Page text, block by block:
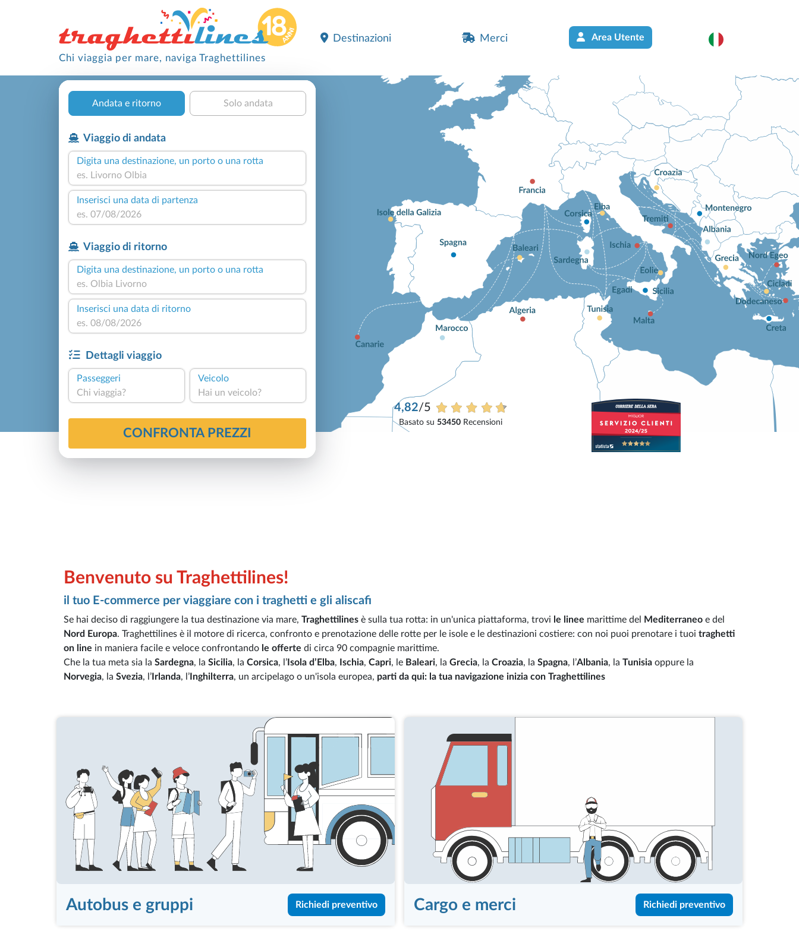
Chi viaggia per mare, naviga Traghettilines
Destinazioni Merci Area Utente
Andata e ritorno Solo andata
Viaggio di andata
Digita una destinazione, un porto o una rotta
Inserisci una data di partenza
Viaggio di ritorno
Digita una destinazione, un porto o una rotta
Inserisci una data di ritorno
Dettagli viaggio
Passeggeri
Chi viaggia?
Veicolo
Hai un veicolo?
CONFRONTA PREZZI
4,82/5
Basato su53450 Recensioni
Benvenuto su Traghettilines!
il tuo E-commerce per viaggiare con i traghetti e gli aliscafi
Se hai deciso di raggiungere la tua destinazione via mare, Traghettilines è sulla tua rotta: in un'unica piattaforma, trovi le linee marittime del Mediterraneo e del
Nord Europa. Traghettilines è il motore di ricerca, confronto e prenotazione delle rotte per le isole e le destinazioni costiere: con noi puoi prenotare i tuoi traghetti
on line in maniera facile e veloce confrontando le offerte di circa 90 compagnie marittime.
Che la tua meta sia la Sardegna, la Sicilia, la Corsica, l’ Isola d’Elba, Ischia, Capri, le Baleari, la Grecia, la Croazia, la Spagna, l’Albania, la Tunisia oppure la
Norvegia, la Svezia, l’ Irlanda, l’ Inghilterra, un arcipelago o un'isola europea, parti da qui: la tua navigazione inizia con Traghettilines
Autobus e gruppi Richiedi preventivo Cargo e merci Richiedi preventivo